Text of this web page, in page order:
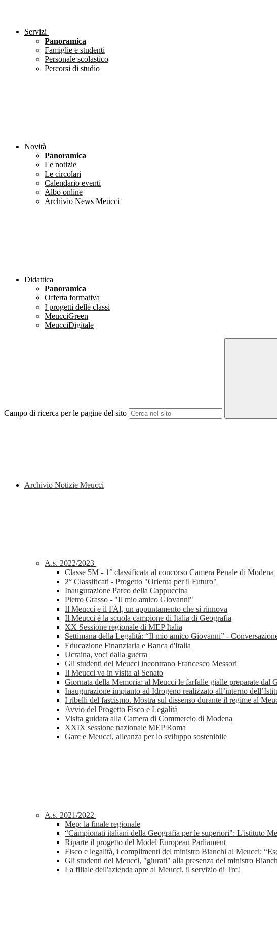
Servizi
Panoramica
Famiglie e studenti
Personale scolastico
Percorsi di studio
Novità
Panoramica
Le notizie
Le circolari
Calendario eventi
Albo online
Archivio News Meucci
Didattica
Panoramica
Offerta formativa
I progetti delle classi
MeucciGreen
MeucciDigitale
Campo di ricerca per le pagine del sito
Archivio Notizie Meucci
A.s. 2022/2023
Classe 5M - 1° classificata al concorso Camera Penale di Modena
2° Classificati - Progetto "Orienta per il Futuro"
Inaugurazione Parco della Cappuccina
Pietro Grasso - "Il mio amico Giovanni"
Il Meucci e il FAI, un appuntamento che si rinnova
Il Meucci è la scuola campione di Italia di Geografia
XX Sessione regionale di MEP Italia
Settimana della Legalità: “Il mio amico Giovanni” -
Educazione Finanziaria e Banca d'Italia
Ucraina, voci dalla guerra
Gli studenti del Meucci incontrano Francesco Messori
Il Meucci va in visita al Senato
Giornata della Memoria: al Meucci le farfalle gialle preparate dal
Inaugurazione impianto ad Idrogeno realizzato all’interno
I ribelli del fascismo. Mostra sul dissenso durante il regime al
Avvio del Progetto Fisco e Legalità
Visita guidata alla Camera di Commercio di Modena
XXIX sessione nazionale MEP Roma
Garc e Meucci, alleanza per lo sviluppo sostenibile
A.s. 2021/2022
Mep: la finale regionale
“Campionati italiani della Geografia per le superiori": L'istituto
Riparte il progetto del Model European Parliament
Fisco e legalità, i complimenti del ministro Bianchi al Meucci:
Gli studenti del Meucci, "giurati" alla presenza del ministro
La filiale dell'azienda apre al Meucci, il servizio di Trc!